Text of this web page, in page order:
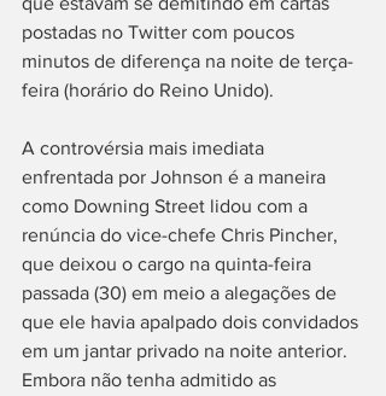
postadas no Twitter com poucos
minutos de diferença na noite de terça-
feira (horário do Reino Unido).
A controvérsia mais imediata
enfrentada por Johnson é a maneira
como Downing Street lidou com a
renúncia do vice-chefe Chris Pincher,
que deixou o cargo na quinta-feira
passada (30) em meio a alegações de
que ele havia apalpado dois convidados
em um jantar privado na noite anterior.
Embora não tenha admitido as